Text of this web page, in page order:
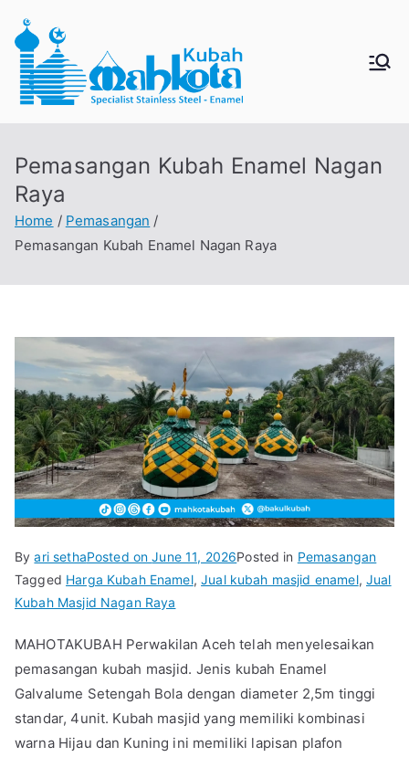
MAHKO
H
Jual Kubah Masjid
Pemasangan Kubah Enamel Nagan
Raya
Home
Pemasangan
Pemasangan Kubah Enamel Nagan Raya
Byari sethaPosted onJune 11, 2026Posted in Pemasangan
Tagged Harga Kubah Enamel,Jual kubah masjid enamel, Jual
Kubah Masjid Nagan Raya
MAHOTAKUBAH Perwakilan Aceh telah menyelesaikan
pemasangan kubah masjid. Jenis kubah Enamel
Galvalume Setengah Bola dengan diameter 2,5m tinggi
standar, 4unit. Kubah masjid yang memiliki kombinasi
warna Hijau dan Kuning ini memiliki lapisan plafon